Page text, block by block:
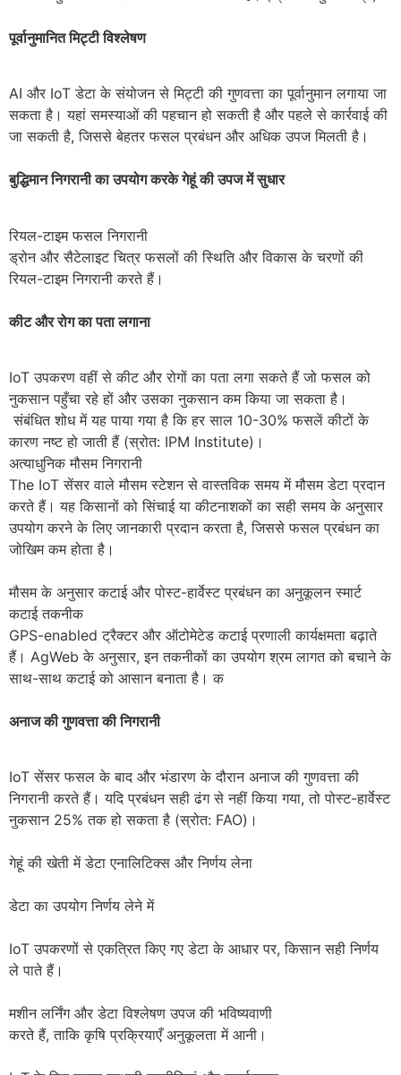
पूर्वानुमानित मिट्टी विश्लेषण
AI और IoT डेटा के संयोजन से मिट्टी की गुणवत्ता का पूर्वानुमान लगाया जा
सकता है। यहां समस्याओं की पहचान हो सकती है और पहले से कार्रवाई की
जा सकती है, जिससे बेहतर फसल प्रबंधन और अधिक उपज मिलती है।
बुद्धिमान निगरानी का उपयोग करके गेहूं की उपज में सुधार
रियल-टाइम फसल निगरानी
ड्रोन और सैटेलाइट चित्र फसलों की स्थिति और विकास के चरणों की
रियल-टाइम निगरानी करते हैं।
कीट और रोग का पता लगाना
IoT उपकरण वहीं से कीट और रोगों का पता लगा सकते हैं जो फसल को
नुकसान पहुँचा रहे हों और उसका नुकसान कम किया जा सकता है।
संबंधित शोध में यह पाया गया है कि हर साल 10-30% फसलें कीटों के
कारण नष्ट हो जाती हैं (स्रोत: IPM Institute)।
अत्याधुनिक मौसम निगरानी
The IoT सेंसर वाले मौसम स्टेशन से वास्तविक समय में मौसम डेटा प्रदान
करते हैं। यह किसानों को सिंचाई या कीटनाशकों का सही समय के अनुसार
उपयोग करने के लिए जानकारी प्रदान करता है, जिससे फसल प्रबंधन का
जोखिम कम होता है।
मौसम के अनुसार कटाई और पोस्ट-हार्वेस्ट प्रबंधन का अनुकूलन स्मार्ट
कटाई तकनीक
GPS-enabled ट्रैक्टर और ऑटोमेटेड कटाई प्रणाली कार्यक्षमता बढ़ाते
हैं। AgWeb के अनुसार, इन तकनीकों का उपयोग श्रम लागत को बचाने के
साथ-साथ कटाई को आसान बनाता है। क
अनाज की गुणवत्ता की निगरानी
IoT सेंसर फसल के बाद और भंडारण के दौरान अनाज की गुणवत्ता की
निगरानी करते हैं। यदि प्रबंधन सही ढंग से नहीं किया गया, तो पोस्ट-हार्वेस्ट
नुकसान 25% तक हो सकता है (स्रोत: FAO)।
गेहूं की खेती में डेटा एनालिटिक्स और निर्णय लेना
डेटा का उपयोग निर्णय लेने में
IoT उपकरणों से एकत्रित किए गए डेटा के आधार पर, किसान सही निर्णय
ले पाते हैं।
मशीन लर्निंग और डेटा विश्लेषण उपज की भविष्यवाणी
करते हैं, ताकि कृषि प्रक्रियाएँ अनुकूलता में आनी।